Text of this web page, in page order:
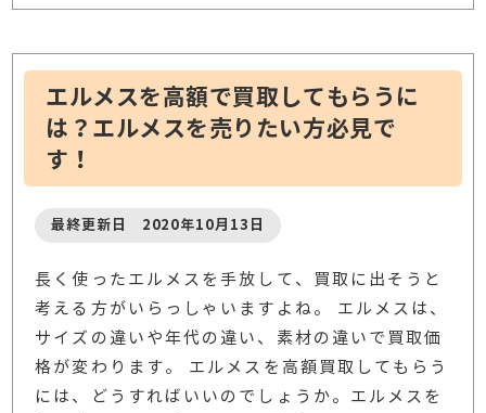
エルメスを高額で買取してもらうに
は？エルメスを売りたい方必見で
す！
最終更新日 2020年10月13日
長く使ったエルメスを手放して、買取に出そうと
考える方がいらっしゃいますよね。 エルメスは、
サイズの違いや年代の違い、素材の違いで買取価
格が変わります。 エルメスを高額買取してもらう
には、どうすればいいのでしょうか。エルメスを